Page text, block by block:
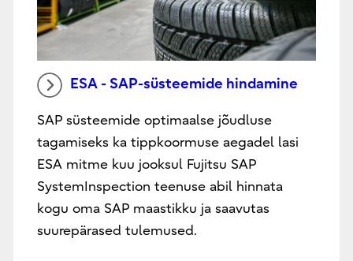
ESA - SAP-süsteemide hindamine
SAP süsteemide optimaalse jõudluse
tagamiseks ka tippkoormuse aegadel lasi
ESA mitme kuu jooksul Fujitsu SAP
SystemInspection teenuse abil hinnata
kogu oma SAP maastikku ja saavutas
suurepärased tulemused.